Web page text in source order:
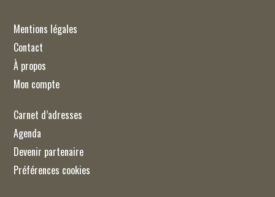
Mentions légales
Contact
À propos
Mon compte
Carnet d’adresses
Agenda
Devenir partenaire
Préférences cookies